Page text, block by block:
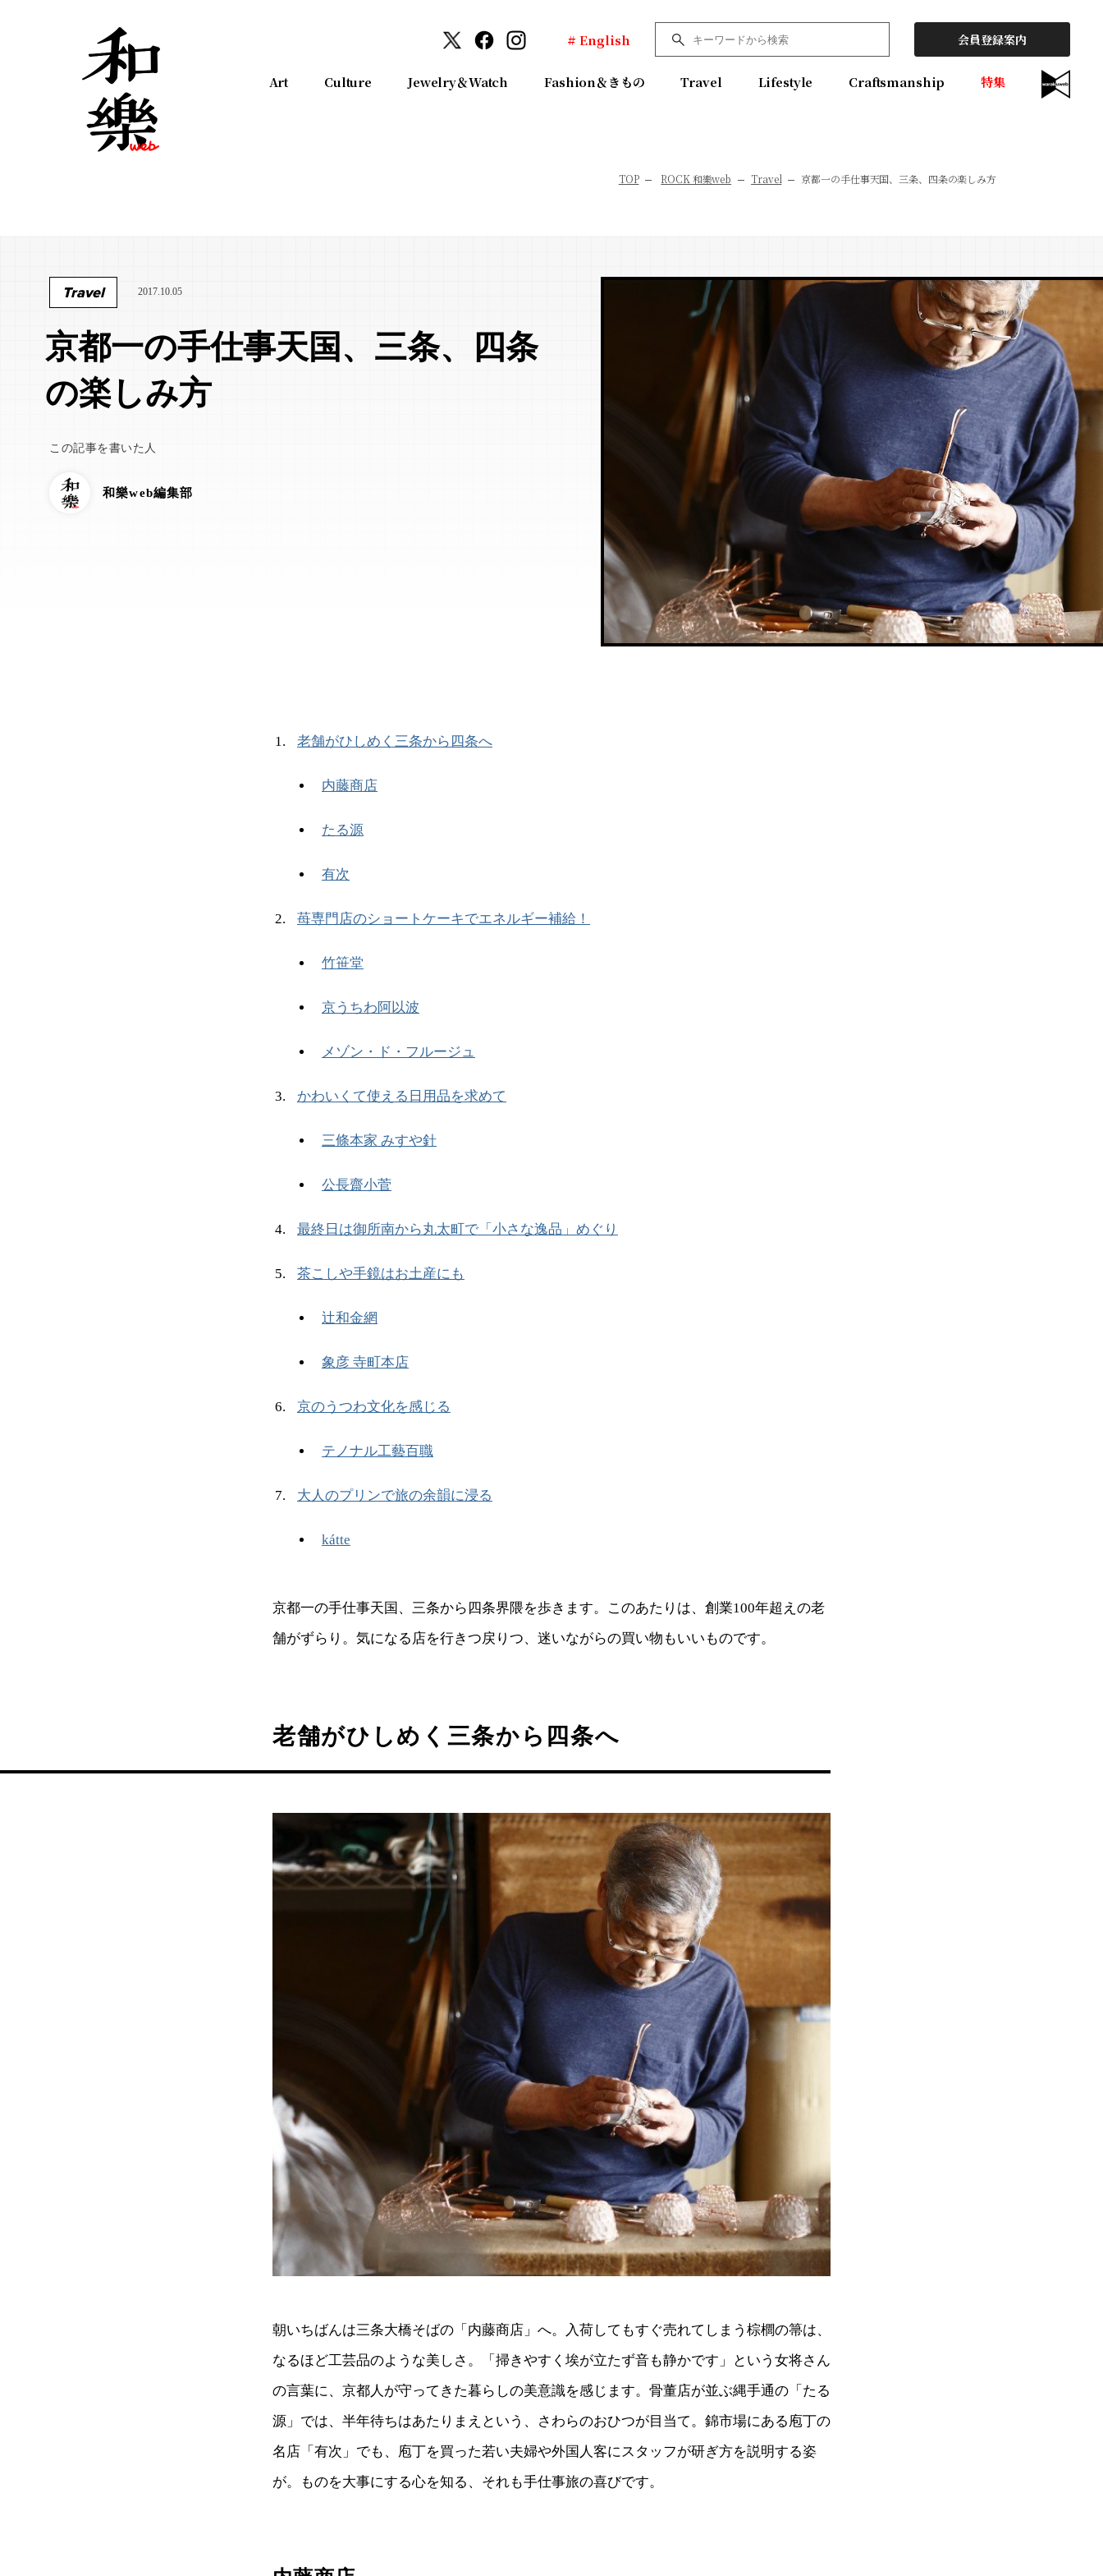
# English 会員登録案内
Art Culture Jewelry＆Watch Fashion＆きもの Travel Lifestyle Craftsmanship 特集
TOP ROCK 和樂web Travel 京都一の手仕事天国、三条、四条の楽しみ方
Travel 2017.10.05
京都一の手仕事天国、三条、四条
の楽しみ方
この記事を書いた人
和樂web編集部
老舗がひしめく三条から四条へ
内藤商店
たる源
有次
苺専門店のショートケーキでエネルギー補給！
竹笹堂
京うちわ阿以波
メゾン・ド・フルージュ
かわいくて使える日用品を求めて
三條本家 みすや針
公長齋小菅
最終日は御所南から丸太町で「小さな逸品」めぐり
茶こしや手鏡はお土産にも
辻和金網
象彦 寺町本店
京のうつわ文化を感じる
テノナル工藝百職
大人のプリンで旅の余韻に浸る
kátte
京都一の手仕事天国、三条から四条界隈を歩きます。このあたりは、創業100年超えの老
舗がずらり。気になる店を行きつ戻りつ、迷いながらの買い物もいいものです。
老舗がひしめく三条から四条へ
朝いちばんは三条大橋そばの「内藤商店」へ。入荷してもすぐ売れてしまう棕櫚の箒は、
なるほど工芸品のような美しさ。「掃きやすく埃が立たず音も静かです」という女将さん
の言葉に、京都人が守ってきた暮らしの美意識を感じます。骨董店が並ぶ縄手通の「たる
源」では、半年待ちはあたりまえという、さわらのおひつが目当て。錦市場にある庖丁の
名店「有次」でも、庖丁を買った若い夫婦や外国人客にスタッフが研ぎ方を説明する姿
が。ものを大事にする心を知る、それも手仕事旅の喜びです。